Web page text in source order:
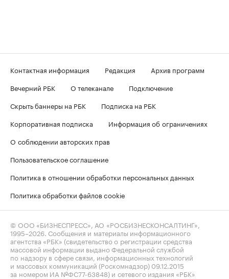
Контактная информация Редакция
Архив программ
Вечерний РБК
О телеканале
Подключение
Скрыть баннеры на РБК
Подписка на РБК
Корпоративная подписка
Информация об ограничениях
О соблюдении авторских прав
Пользовательское соглашение
Политика в отношении обработки персональных данных
Политика обработки файлов cookie
© ООО «БИЗНЕСПРЕСС», АО «РОСБИЗНЕСКОНСАЛТИНГ»,
1995–2026 . Сообщения и материалы информационного
агентства «РБК» (свидетельство о регистрации средства
массовой информации выдано Федеральной службой
по надзору в сфере связи, информационных технологий
и массовых коммуникаций (Роскомнадзор) 09.12.2015
за номером ИА №ФС77-63848) и сетевого издания «РБК»